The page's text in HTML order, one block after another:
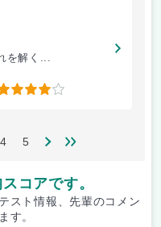
を解く...
4 5
コアです。
スト情報、先輩のコメン
す。